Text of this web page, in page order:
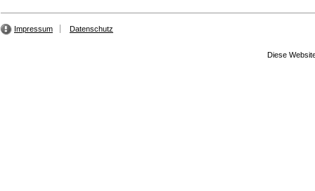
Impressum Datenschutz
Diese